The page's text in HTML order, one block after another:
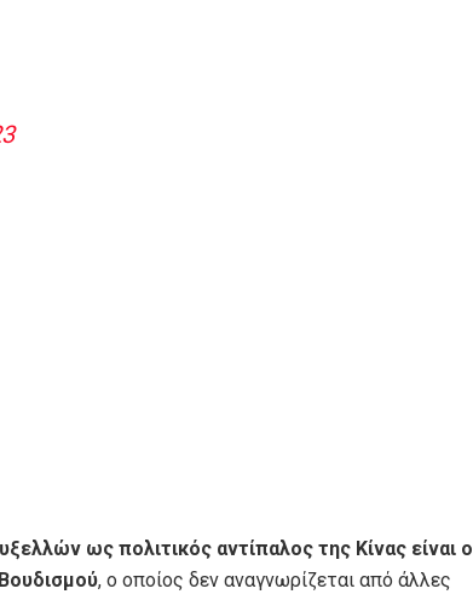
ως πολιτικός αντίπαλος της Κίνας είναι ο
, ο οποίος δεν αναγνωρίζεται από άλλες